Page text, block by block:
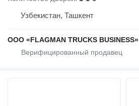
Узбекистан, Ташкент
ООО «FLAGMAN TRUCKS BUSINESS»